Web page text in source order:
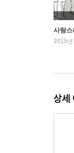
우리
우리
정의
더러
다름
함께
사랑
2015년
상세